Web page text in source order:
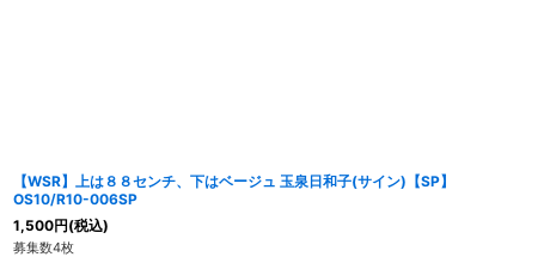
【WSR】上は８８センチ、下はベージュ 玉泉日和子(サイン)【SP】
OS10/R10-006SP
1,500円(税込)
募集数4枚